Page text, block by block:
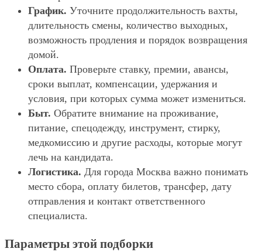
График. Уточните продолжительность вахты,
длительность смены, количество выходных,
возможность продления и порядок возвращения
домой.
Оплата. Проверьте ставку, премии, авансы,
сроки выплат, компенсации, удержания и
условия, при которых сумма может измениться.
Быт. Обратите внимание на проживание,
питание, спецодежду, инструмент, стирку,
медкомиссию и другие расходы, которые могут
лечь на кандидата.
Логистика. Для города Москва важно понимать
место сбора, оплату билетов, трансфер, дату
отправления и контакт ответственного
специалиста.
Параметры этой подборки